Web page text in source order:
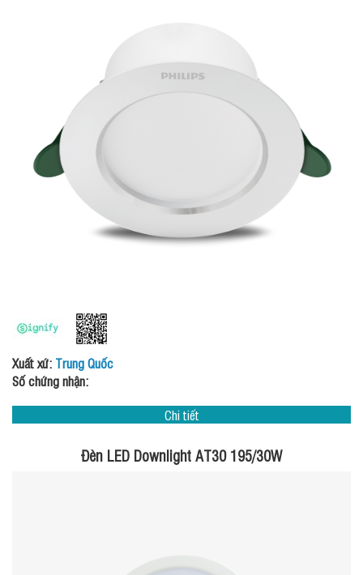
Xuất xứ: Trung Quốc
Số chứng nhận:
Chi tiết
Đèn LED Downlight AT30 195/30W